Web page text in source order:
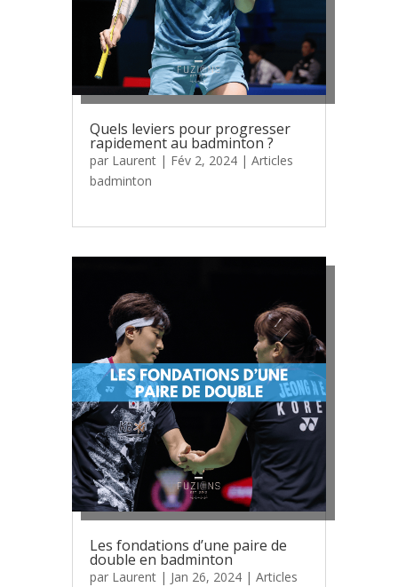
Quels leviers pour progresser
rapidement au badminton ?
par Laurent| Fév 2, 2024| Articles
badminton
Les fondations d’une paire de
double en badminton
par Laurent| Jan 26, 2024| Articles